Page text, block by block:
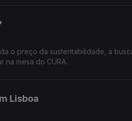
o preço da sustentabilidade, a
mesa do CURA.
Lisboa